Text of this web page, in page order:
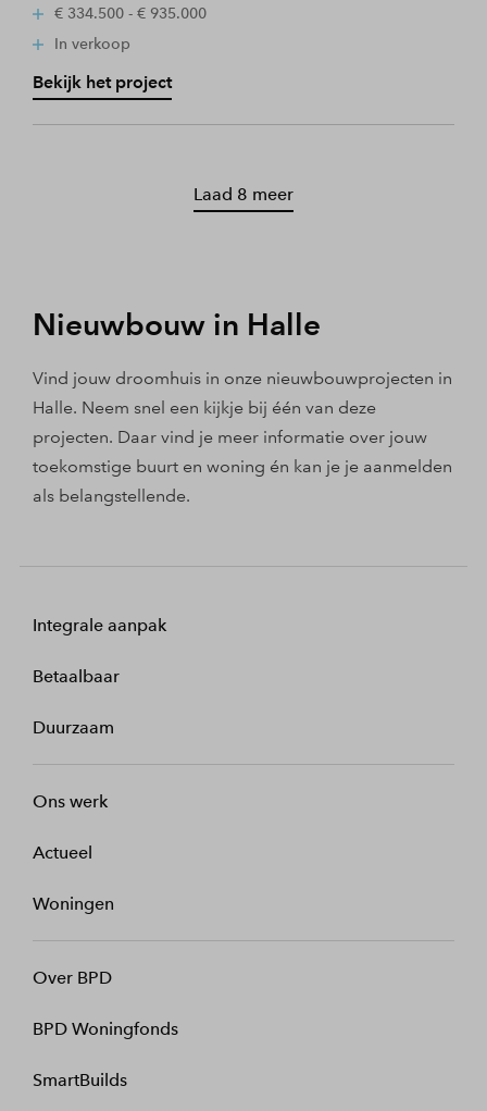
€ 334.500 - € 935.000
In verkoop
Bekijk het project
Laad 8 meer
Nieuwbouw in Halle
Vind jouw droomhuis in onze nieuwbouwprojecten in
Halle. Neem snel een kijkje bij één van deze
projecten. Daar vind je meer informatie over jouw
toekomstige buurt en woning én kan je je aanmelden
als belangstellende.
Integrale aanpak
Betaalbaar
Duurzaam
Ons werk
Actueel
Woningen
Over BPD
BPD Woningfonds
SmartBuilds